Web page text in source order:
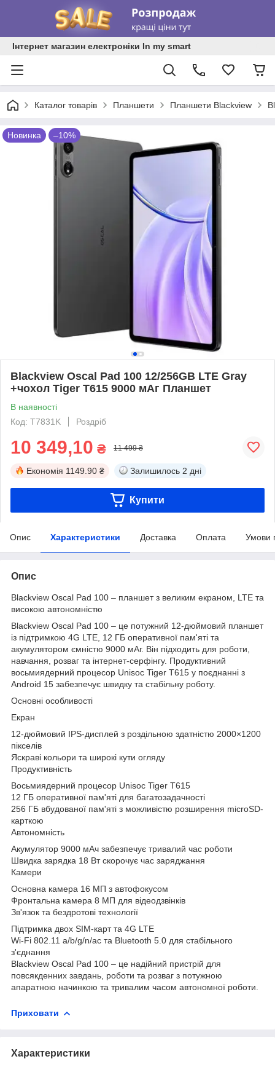
Інтернет магазин електроніки In my smart
Каталог товарів Планшети Планшети Blackview
Новинка –10%
Blackview Oscal Pad 100 12/256GB LTE Gray
+чохол Tiger T615 9000 мАг Планшет
В наявності
Код: T7831K
Роздріб
10 349,10 ₴ 11 499 ₴
Економія 1149.90 ₴ Залишилось 2 дні
Купити
Опис Характеристики Доставка Оплата Умови
Опис
Blackview Oscal Pad 100 – планшет з великим екраном, LTE та
високою автономністю
Blackview Oscal Pad 100 – це потужний 12-дюймовий планшет
із підтримкою 4G LTE, 12 ГБ оперативної пам'яті та
акумулятором ємністю 9000 мАг. Він підходить для роботи,
навчання, розваг та інтернет-серфінгу. Продуктивний
восьмиядерний процесор Unisoc Tiger T615 у поєднанні з
Android 15 забезпечує швидку та стабільну роботу.
Основні особливості
Екран
12-дюймовий IPS-дисплей з роздільною здатністю 2000×1200
пікселів
Яскраві кольори та широкі кути огляду
Продуктивність
Восьмиядерний процесор Unisoc Tiger T615
12 ГБ оперативної пам'яті для багатозадачності
256 ГБ вбудованої пам'яті з можливістю розширення microSD-
карткою
Автономність
Акумулятор 9000 мАч забезпечує тривалий час роботи
Швидка зарядка 18 Вт скорочує час заряджання
Камери
Основна камера 16 МП з автофокусом
Фронтальна камера 8 МП для відеодзвінків
Зв'язок та бездротові технології
Підтримка двох SIM-карт та 4G LTE
Wi-Fi 802.11 a/b/g/n/ac та Bluetooth 5.0 для стабільного
з'єднання
Blackview Oscal Pad 100 – це надійний пристрій для
повсякденних завдань, роботи та розваг з потужною
апаратною начинкою та тривалим часом автономної роботи.
Приховати
Характеристики